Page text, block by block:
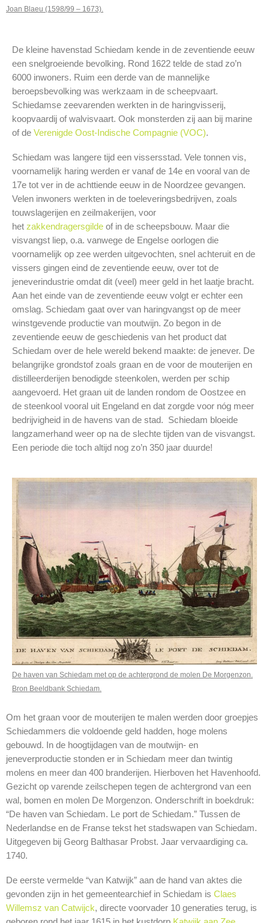
Joan Blaeu (1598/99 – 1673).
De kleine havenstad Schiedam kende in de zeventiende eeuw
een snelgroeiende bevolking. Rond 1622 telde de stad zo’n
6000 inwoners. Ruim een derde van de mannelijke
beroepsbevolking was werkzaam in de scheepvaart.
Schiedamse zeevarenden werkten in de haringvisserij,
koopvaardij of walvisvaart. Ook monsterden zij aan bij marine
of de Verenigde Oost-Indische Compagnie (VOC).
Schiedam was langere tijd een vissersstad. Vele tonnen vis,
voornamelijk haring werden er vanaf de 14e en vooral van de
17e tot ver in de achttiende eeuw in de Noordzee gevangen.
Velen inwoners werkten in de toeleveringsbedrijven, zoals
touwslagerijen en zeilmakerijen, voor
het zakkendragersgilde of in de scheepsbouw. Maar die
visvangst liep, o.a. vanwege de Engelse oorlogen die
voornamelijk op zee werden uitgevochten, snel achteruit en de
vissers gingen eind de zeventiende eeuw, over tot de
jeneverindustrie omdat dit (veel) meer geld in het laatje bracht.
Aan het einde van de zeventiende eeuw volgt er echter een
omslag. Schiedam gaat over van haringvangst op de meer
winstgevende productie van moutwijn. Zo begon in de
zeventiende eeuw de geschiedenis van het product dat
Schiedam over de hele wereld bekend maakte: de jenever. De
belangrijke grondstof zoals graan en de voor de mouterijen en
distilleerderijen benodigde steenkolen, werden per schip
aangevoerd. Het graan uit de landen rondom de Oostzee en
de steenkool vooral uit Engeland en dat zorgde voor nóg meer
bedrijvigheid in de havens van de stad. Schiedam bloeide
langzamerhand weer op na de slechte tijden van de visvangst.
Een periode die toch altijd nog zo’n 350 jaar duurde!
De haven van Schiedam met op de achtergrond de molen De Morgenzon.
Bron Beeldbank Schiedam.
Om het graan voor de mouterijen te malen werden door groepjes
Schiedammers die voldoende geld hadden, hoge molens
gebouwd. In de hoogtijdagen van de moutwijn- en
jeneverproductie stonden er in Schiedam meer dan twintig
molens en meer dan 400 branderijen. Hierboven het Havenhoofd.
Gezicht op varende zeilschepen tegen de achtergrond van een
wal, bomen en molen De Morgenzon. Onderschrift in boekdruk:
“De haven van Schiedam. Le port de Schiedam.” Tussen de
Nederlandse en de Franse tekst het stadswapen van Schiedam.
Uitgegeven bij Georg Balthasar Probst. Jaar vervaardiging ca.
1740.
De eerste vermelde “van Katwijk” aan de hand van aktes die
gevonden zijn in het gemeentearchief in Schiedam is Claes
Willemsz van Catwijck, directe voorvader 10 generaties terug, is